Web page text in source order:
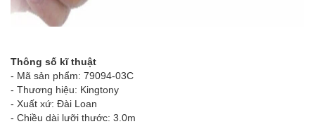
Thông số kĩ thuật
- Mã sản phẩm: 79094-03C
- Thương hiệu: Kingtony
- Xuất xứ: Đài Loan
- Chiều dài lưỡi thước: 3.0m